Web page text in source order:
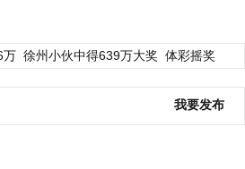
万 徐州小伙中得639万大奖 体彩摇奖
我要发布